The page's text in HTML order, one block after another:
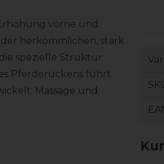
vorne und
herkömmlichen, stark
spezielle Struktur
Pferderückens führt.
Massage und